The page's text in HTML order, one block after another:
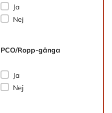
Sprutinsats/hällpip
Ja
Nej
PCO/Ropp-gänga
PCO/Ropp-gänga
Ja
Nej